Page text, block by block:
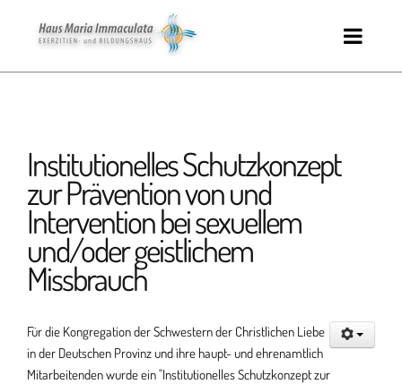
Institutionelles Schutzkonzept
zur Prävention von und
Intervention bei sexuellem
und/oder geistlichem
Missbrauch
Für die Kongregation der Schwestern der Christlichen Liebe
in der Deutschen Provinz und ihre haupt- und ehrenamtlich
Mitarbeitenden wurde ein "Institutionelles Schutzkonzept zur